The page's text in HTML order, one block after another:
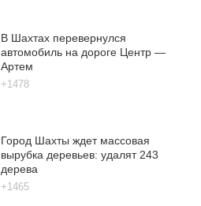
В Шахтах перевернулся
автомобиль на дороге Центр —
Артем
+1478
Город Шахты ждет массовая
вырубка деревьев: удалят 243
дерева
+1465